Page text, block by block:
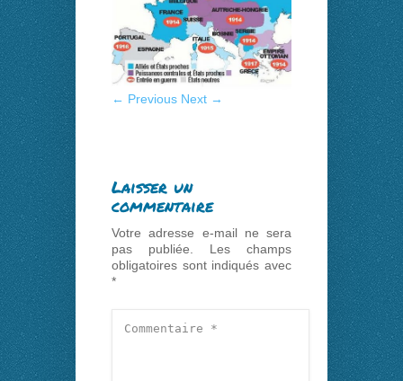
← Previous Next →
Laisser un
commentaire
Votre adresse e-mail ne sera
pas publiée.
Les champs
obligatoires sont indiqués avec
*